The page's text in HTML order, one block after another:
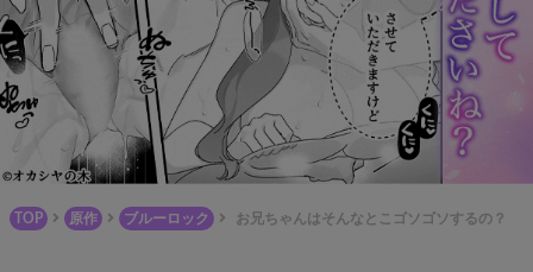
TOP 原作 ブルーロック お兄ちゃんはそんなとこゴソゴソするの？